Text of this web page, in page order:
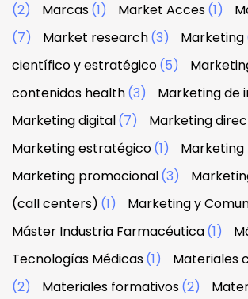
(2)
Marcas(1) Market Acces(1)
(7)
Market research(3) Marketing
científico y estratégico(5)
contenidos health(3) Marketing de
Marketing digital(7) Marketing
Marketing estratégico(1)
Marketing promocional(3)
(call centers) (1) Marketing y
Máster Industria Farmacéutica(1)
Tecnologías Médicas(1)
Materiales
(2)
Materiales formativos(2)